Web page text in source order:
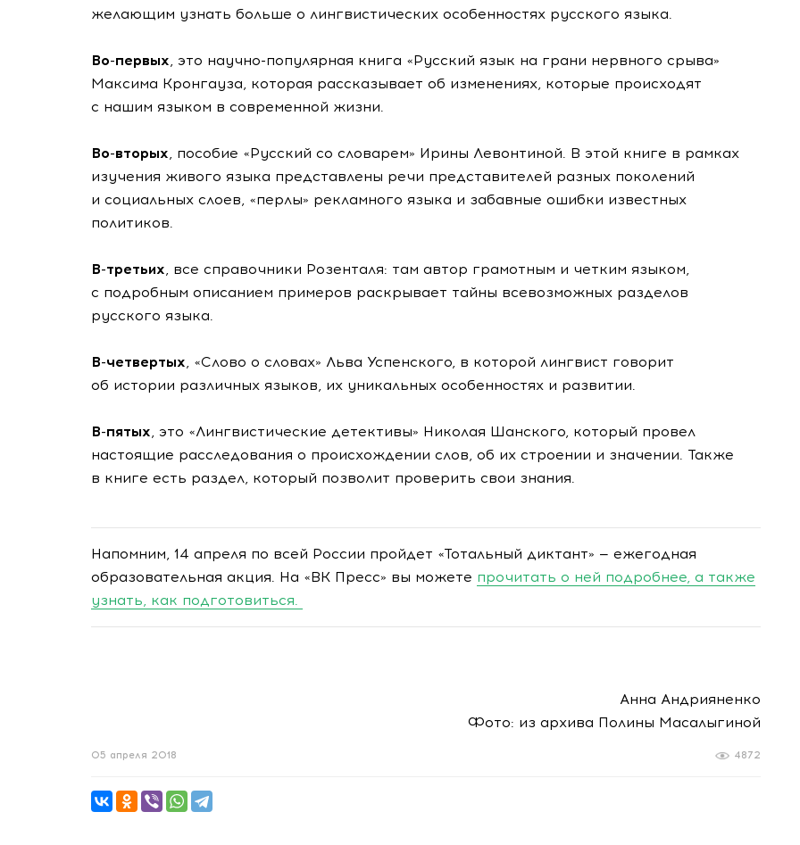
желающим узнать больше о лингвистических особенностях русского языка.
Во-первых, это научно-популярная книга «Русский язык на грани нервного срыва»
Максима Кронгауза, которая рассказывает об изменениях, которые происходят
с нашим языком в современной жизни.
Во-вторых, пособие «Русский со словарем» Ирины Левонтиной. В этой книге в рамках
изучения живого языка представлены речи представителей разных поколений
и социальных слоев, «перлы» рекламного языка и забавные ошибки известных
политиков.
В-третьих, все справочники Розенталя: там автор грамотным и четким языком,
с подробным описанием примеров раскрывает тайны всевозможных разделов
русского языка.
В-четвертых, «Слово о словах» Льва Успенского, в которой лингвист говорит
об истории различных языков, их уникальных особенностях и развитии.
В-пятых, это «Лингвистические детективы» Николая Шанского, который провел
настоящие расследования о происхождении слов, об их строении и значении. Также
в книге есть раздел, который позволит проверить свои знания.
Напомним, 14 апреля по всей России пройдет «Тотальный диктант» — ежегодная
образовательная акция. На «ВК Пресс» вы можете прочитать о ней подробнее, а также
узнать, как подготовиться.
Анна Андрияненко
Фото: из архива Полины Масалыгиной
4872
05 апреля 2018